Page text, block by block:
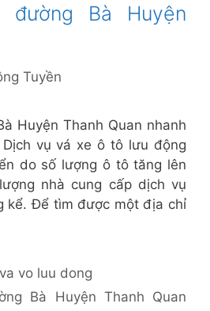
Bà Huyện
Tuyền
Huyện Thanh Quan nhanh
vụ vá xe ô tô lưu động
do số lượng ô tô tăng lên
nhà cung cấp dịch vụ
kể. Để tìm được một địa chỉ
va vo luu dong
Bà Huyện Thanh Quan